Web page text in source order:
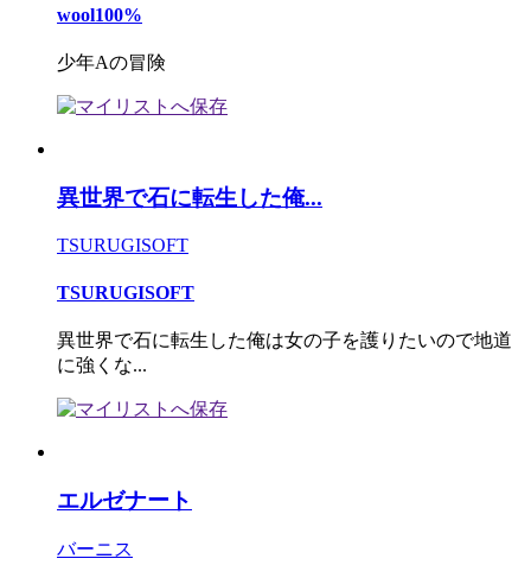
wool100%
少年Aの冒険
異世界で石に転生した俺...
TSURUGISOFT
TSURUGISOFT
異世界で石に転生した俺は女の子を護りたいので地道
に強くな...
エルゼナート
バーニス